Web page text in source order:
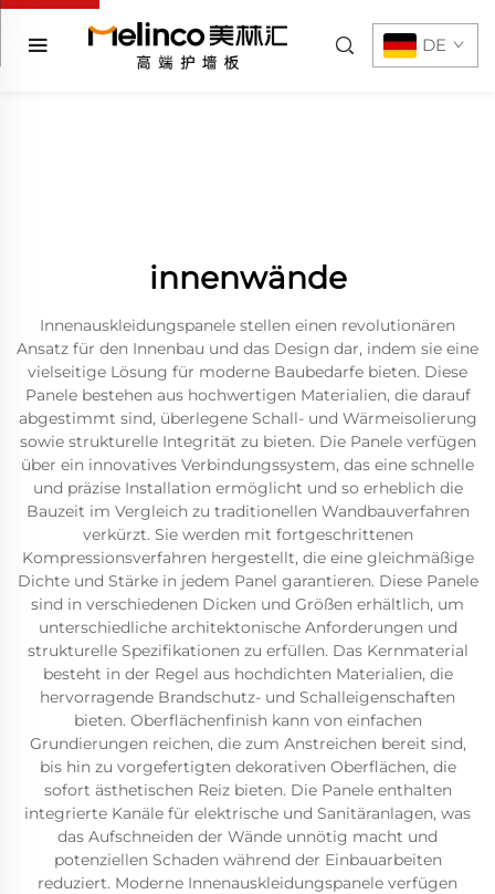
DE
innenwände
Innenauskleidungspanele stellen einen revolutionären
Ansatz für den Innenbau und das Design dar, indem sie eine
vielseitige Lösung für moderne Baubedarfe bieten. Diese
Panele bestehen aus hochwertigen Materialien, die darauf
abgestimmt sind, überlegene Schall- und Wärmeisolierung
sowie strukturelle Integrität zu bieten. Die Panele verfügen
über ein innovatives Verbindungssystem, das eine schnelle
und präzise Installation ermöglicht und so erheblich die
Bauzeit im Vergleich zu traditionellen Wandbauverfahren
verkürzt. Sie werden mit fortgeschrittenen
Kompressionsverfahren hergestellt, die eine gleichmäßige
Dichte und Stärke in jedem Panel garantieren. Diese Panele
sind in verschiedenen Dicken und Größen erhältlich, um
unterschiedliche architektonische Anforderungen und
strukturelle Spezifikationen zu erfüllen. Das Kernmaterial
besteht in der Regel aus hochdichten Materialien, die
hervorragende Brandschutz- und Schalleigenschaften
bieten. Oberflächenfinish kann von einfachen
Grundierungen reichen, die zum Anstreichen bereit sind,
bis hin zu vorgefertigten dekorativen Oberflächen, die
sofort ästhetischen Reiz bieten. Die Panele enthalten
integrierte Kanäle für elektrische und Sanitäranlagen, was
das Aufschneiden der Wände unnötig macht und
potenziellen Schaden während der Einbauarbeiten
reduziert. Moderne Innenauskleidungspanele verfügen